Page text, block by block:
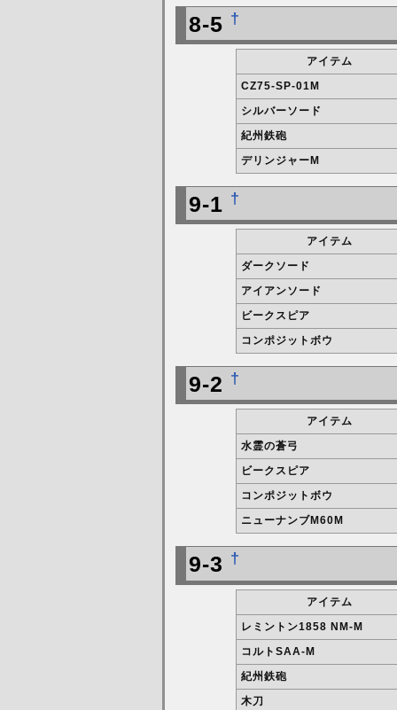
8-5 †
アイテム
CZ75-SP-01M
シルバーソード
紀州鉄砲
デリンジャーM
9-1 †
アイテム
ダークソード
アイアンソード
ビークスピア
コンポジットボウ
9-2 †
アイテム
水霊の蒼弓
ビークスピア
コンポジットボウ
ニューナンブM60M
9-3 †
アイテム
レミントン1858 NM-M
コルトSAA-M
紀州鉄砲
木刀